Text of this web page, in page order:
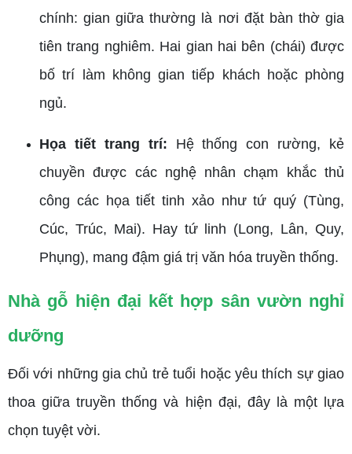
chính: gian giữa thường là nơi đặt bàn thờ gia
tiên trang nghiêm. Hai gian hai bên (chái) được
bố trí làm không gian tiếp khách hoặc phòng
ngủ.
Họa tiết trang trí: Hệ thống con rường, kẻ
chuyền được các nghệ nhân chạm khắc thủ
công các họa tiết tinh xảo như tứ quý (Tùng,
Cúc, Trúc, Mai). Hay tứ linh (Long, Lân, Quy,
Phụng), mang đậm giá trị văn hóa truyền thống.
Nhà gỗ hiện đại kết hợp sân vườn nghỉ
dưỡng
Đối với những gia chủ trẻ tuổi hoặc yêu thích sự giao
thoa giữa truyền thống và hiện đại, đây là một lựa
chọn tuyệt vời.